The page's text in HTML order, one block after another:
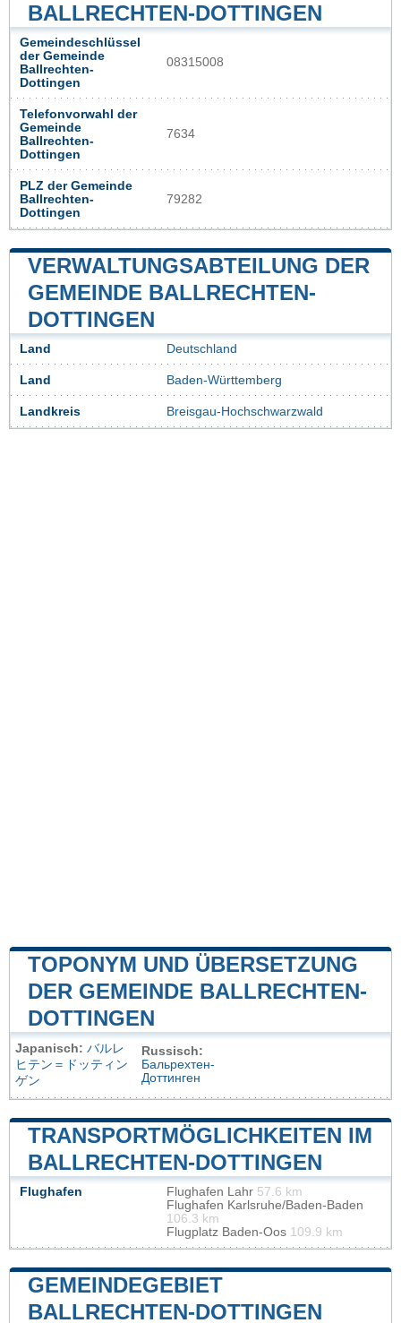
BALLRECHTEN-DOTTINGEN
Gemeindeschlüssel
der Gemeinde
Ballrechten-
Dottingen
08315008
Telefonvorwahl der
Gemeinde
Ballrechten-
Dottingen
7634
PLZ der Gemeinde
Ballrechten-
Dottingen
79282
VERWALTUNGSABTEILUNG DER
GEMEINDE BALLRECHTEN-
DOTTINGEN
Land Deutschland
Land Baden-Württemberg
Landkreis Breisgau-Hochschwarzwald
TOPONYM UND ÜBERSETZUNG
DER GEMEINDE BALLRECHTEN-
DOTTINGEN
Japanisch: バルレ
ヒテン＝ドッティン
ゲン
Russisch:
Бальрехтен-
Доттинген
TRANSPORTMÖGLICHKEITEN IM
BALLRECHTEN-DOTTINGEN
Flughafen Flughafen Lahr 57.6 km
Flughafen Karlsruhe/Baden-Baden
106.3 km
Flugplatz Baden-Oos 109.9 km
GEMEINDEGEBIET
BALLRECHTEN-DOTTINGEN